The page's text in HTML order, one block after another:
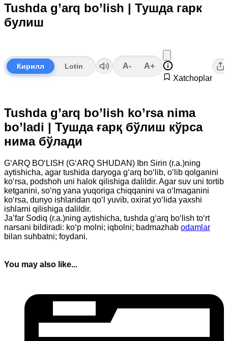
Tushda g’arq bo’lish | Тушда гарк
булиш
Кирилл Lotin A-
A+
Xatchoplar
Tushda g’arq bo’lish ko’rsa nima
bo’ladi | Тушда ғарқ бўлиш кўрса
нима бўлади
G‘ARQ BO‘LISH (G‘ARQ SHUDAN) Ibn Sirin (r.a.)ning
aytishicha, agar tushida daryoga g‘arq bo‘lib, o‘lib qolganini
ko‘rsa, podshoh uni halok qilishiga dalildir. Agar suv uni tortib
ketganini, so‘ng yana yuqoriga chiqqanini va o‘lmaganini
ko‘rsa, dunyo ishlaridan qo‘l yuvib, oxirat yo‘lida yaxshi
ishlarni qilishiga dalildir.
Ja’far Sodiq (r.a.)ning aytishicha, tushda g‘arq bo‘lish to‘rt
narsani bildiradi: ko‘p molni; iqbolni; badmazhab odamlar
bilan suhbatni; foydani.
You may also like...